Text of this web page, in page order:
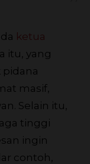
ketua
itu, yang
masif,
Selain itu,
tinggi
ingin
contoh,